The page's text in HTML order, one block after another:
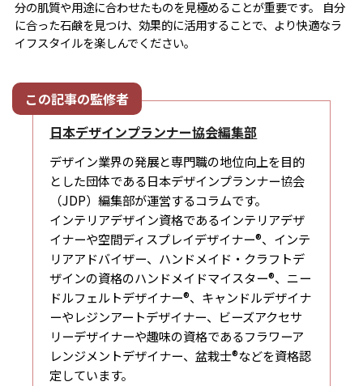
分の肌質や用途に合わせたものを見極めることが重要です。 自分
に合った石鹸を見つけ、効果的に活用することで、より快適なラ
イフスタイルを楽しんでください。
日本デザインプランナー協会編集部
デザイン業界の発展と専門職の地位向上を目的
とした団体である日本デザインプランナー協会
（JDP）編集部が運営するコラムです。
インテリアデザイン資格であるインテリアデザ
イナーや空間ディスプレイデザイナー®、インテ
リアアドバイザー、ハンドメイド・クラフトデ
ザインの資格のハンドメイドマイスター®、ニー
ドルフェルトデザイナー®、キャンドルデザイナ
ーやレジンアートデザイナー、ビーズアクセサ
リーデザイナーや趣味の資格であるフラワーア
レンジメントデザイナー、盆栽士®などを資格認
定しています。